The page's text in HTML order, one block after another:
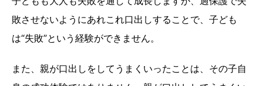
敗させないようにあれこれ口出しすることで、子ども
は“失敗”という経験ができません。
また、親が口出しをしてうまくいったことは、その子自